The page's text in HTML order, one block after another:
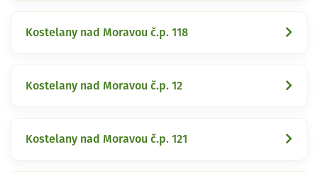
Kostelany nad Moravou č.p. 118
Kostelany nad Moravou č.p. 12
Kostelany nad Moravou č.p. 121